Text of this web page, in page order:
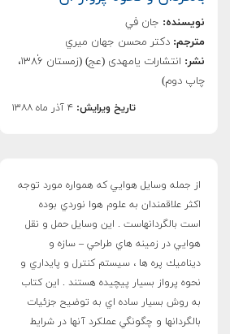
نویسنده: جان في
مترجم: دكتر محسن جهان ميري
نشر:
انتشارات یامهدی (عج) (زمستان ۱۳۸۶ٰ،
چاپ دوم)
تاریخ ویرایش: ۴ آذر ماه ۱۳۸۸
از جمله وسايل هوايي كه همواره مورد توجه
اكثر علاقمندان به علوم هوا نوردي بوده
است بالگردانهاست . اين وسايل حمل و نقل
هوايي در زمينه هاي طراحي – سازه و
ديناميك پره ها ،‌ سيستم كنترل و پايداري و
نحوه پرواز بسيار پيچيده هستند . اين كتاب
به روش بسيار ساده اي به توضيح جزئيات
بالگردانها و چگونگي عملكرد آنها در شرايط